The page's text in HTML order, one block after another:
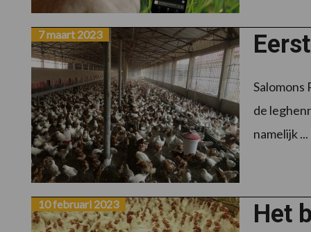
7 maart 2023
Salomons
de
namelijk ...
Het
10 februari 2023